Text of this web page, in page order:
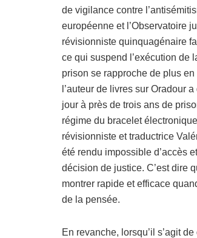
de vigilance contre
européenne et l’Observatoire
révisionniste quinquagénaire
ce qui suspend l’exécution de
prison se rapproche de plus en
l’auteur de livres sur Oradour
jour à près de trois ans de
régime du bracelet
révisionniste et traductrice
été rendu impossible d’accès
décision de justice. C’est dire
montrer rapide et efficace
de la pensée.
En revanche, lorsqu’il s’agit